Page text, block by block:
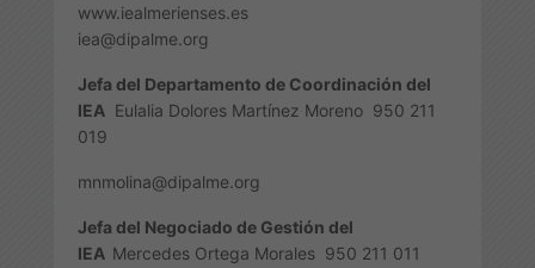
www.iealmerienses.es
iea@dipalme.org
Jefa del Departamento de Coordinación del
IEA Eulalia Dolores Martínez Moreno 950 211
019
mnmolina@dipalme.org
Jefa del Negociado de Gestión del
IEA Mercedes Ortega Morales 950 211 011